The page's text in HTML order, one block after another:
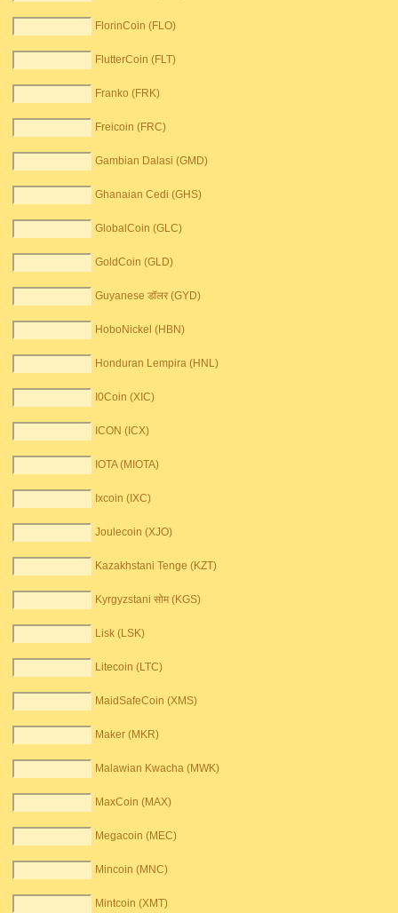
FlorinCoin (FLO)
FlutterCoin (FLT)
Franko (FRK)
Freicoin (FRC)
Gambian Dalasi (GMD)
Ghanaian Cedi (GHS)
GlobalCoin (GLC)
GoldCoin (GLD)
Guyanese डॉलर (GYD)
HoboNickel (HBN)
Honduran Lempira (HNL)
I0Coin (XIC)
ICON (ICX)
IOTA (MIOTA)
Ixcoin (IXC)
Joulecoin (XJO)
Kazakhstani Tenge (KZT)
Kyrgyzstani सोम (KGS)
Lisk (LSK)
Litecoin (LTC)
MaidSafeCoin (XMS)
Maker (MKR)
Malawian Kwacha (MWK)
MaxCoin (MAX)
Megacoin (MEC)
Mincoin (MNC)
Mintcoin (XMT)